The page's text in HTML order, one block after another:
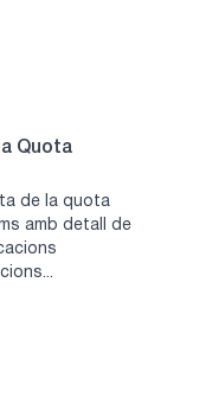
Quota
de la quota
amb detall de